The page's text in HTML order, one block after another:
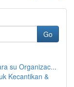
Go
su Organizac...
Kecantikan &